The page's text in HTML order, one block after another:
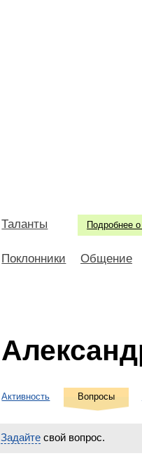
Подробнее о
Таланты
Поклонники Общение
Активность Вопросы
Задайте свой вопрос.